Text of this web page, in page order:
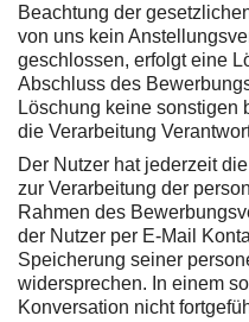
Beachtung der
von uns kein
geschlossen, erfolgt eine
Abschluss des
Löschung keine sonstigen
die Verarbeitung
Der Nutzer hat jederzeit
zur Verarbeitung der
Rahmen des
der Nutzer per E-Mail
Speicherung seiner
widersprechen. In einem
Konversation nicht